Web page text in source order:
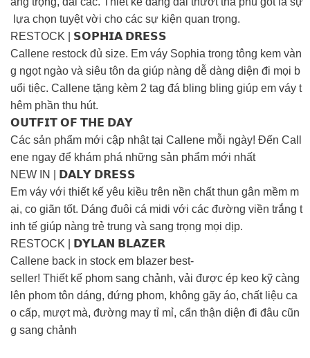
lựa chọn tuyệt vời cho các sự kiện quan trọng.
RESTOCK | 𝗦𝗢𝗣𝗛𝗜𝗔 𝗗𝗥𝗘𝗦𝗦
Callene restock đủ size. Em váy Sophia trong tông kem vàn
g ngọt ngào và siêu tôn da giúp nàng dễ dàng diện đi mọi b
uổi tiệc. Callene tặng kèm 2 tag đá bling bling giúp em váy t
hêm phần thu hút.
𝗢𝗨𝗧𝗙𝗜𝗧 𝗢𝗙 𝗧𝗛𝗘 𝗗𝗔𝗬
Các sản phẩm mới cập nhật tại Callene mỗi ngày! Đến Call
ene ngay để khám phá những sản phẩm mới nhất
NEW IN | 𝗗𝗔𝗟𝗬 𝗗𝗥𝗘𝗦𝗦
Em váy với thiết kế yêu kiều trên nền chất thun gân mềm m
ại, co giãn tốt. Dáng đuôi cá midi với các đường viền trắng t
inh tế giúp nàng trẻ trung và sang trọng mọi dịp.
RESTOCK | 𝗗𝗬𝗟𝗔𝗡 𝗕𝗟𝗔𝗭𝗘𝗥
Callene back in stock em blazer best-
seller! Thiết kế phom sang chảnh, vải được ép keo kỹ càng
lên phom tôn dáng, đứng phom, không gãy áo, chất liệu ca
o cấp, mượt mà, đường may tỉ mỉ, cẩn thận diện đi đâu cũn
g sang chảnh